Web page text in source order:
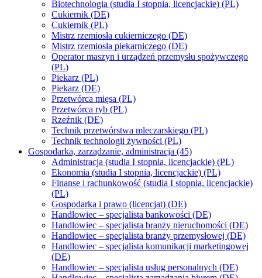
Biotechnologia (studia I stopnia, licencjackie) (PL)
Cukiernik (DE)
Cukiernik (PL)
Mistrz rzemiosła cukierniczego (DE)
Mistrz rzemiosła piekarniczego (DE)
Operator maszyn i urządzeń przemysłu spożywczego
(PL)
Piekarz (PL)
Piekarz (DE)
Przetwórca mięsa (PL)
Przetwórca ryb (PL)
Rzeźnik (DE)
Technik przetwórstwa mleczarskiego (PL)
Technik technologii żywności (PL)
Gospodarka, zarządzanie, administracja (45)
Administracja (studia I stopnia, licencjackie) (PL)
Ekonomia (studia I stopnia, licencjackie) (PL)
Finanse i rachunkowość (studia I stopnia, licencjackie)
(PL)
Gospodarka i prawo (licencjat) (DE)
Handlowiec – specjalista bankowości (DE)
Handlowiec – specjalista branży nieruchomości (DE)
Handlowiec – specjalista branży przemysłowej (DE)
Handlowiec – specjalista komunikacji marketingowej
(DE)
Handlowiec – specjalista usług personalnych (DE)